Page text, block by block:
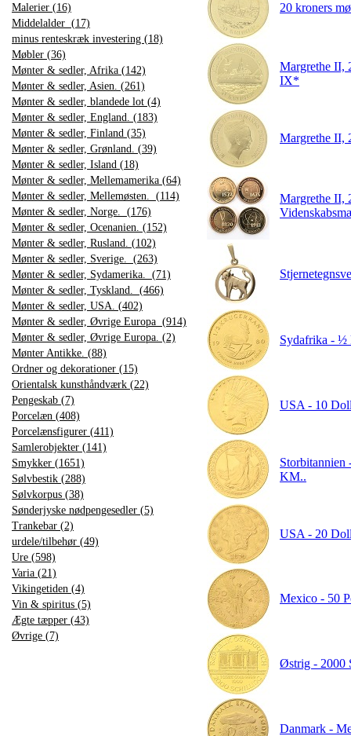
Malerier (16)
Middelalder (17)
minus renteskræk investering (18)
Møbler (36)
Mønter & sedler, Afrika (142)
Mønter & sedler, Asien. (261)
Mønter & sedler, blandede lot (4)
Mønter & sedler, England. (183)
Mønter & sedler, Finland (35)
Mønter & sedler, Grønland. (39)
Mønter & sedler, Island (18)
Mønter & sedler, Mellemamerika (64)
Mønter & sedler, Mellemøsten. (114)
Mønter & sedler, Norge. (176)
Mønter & sedler, Ocenanien. (152)
Mønter & sedler, Rusland. (102)
Mønter & sedler, Sverige. (263)
Mønter & sedler, Sydamerika. (71)
Mønter & sedler, Tyskland. (466)
Mønter & sedler, USA. (402)
Mønter & sedler, Øvrige Europa (914)
Mønter & sedler, Øvrige Europa. (2)
Mønter Antikke. (88)
Ordner og dekorationer (15)
Orientalsk kunsthåndværk (22)
Pengeskab (7)
Porcelæn (408)
Porcelænsfigurer (411)
Samlerobjekter (141)
Smykker (1651)
Sølvbestik (288)
Sølvkorpus (38)
Sønderjyske nødpengesedler (5)
Trankebar (2)
urdele/tilbehør (49)
Ure (598)
Varia (21)
Vikingetiden (4)
Vin & spiritus (5)
Ægte tæpper (43)
Øvrige (7)
20 kroners
Margrethe II,
IX*
Margrethe II,
Margrethe II,
Sydafrika - ½
USA - 10
Storbitannien
KM..
USA - 20
Mexico - 50
Østrig - 2000
Danmark -